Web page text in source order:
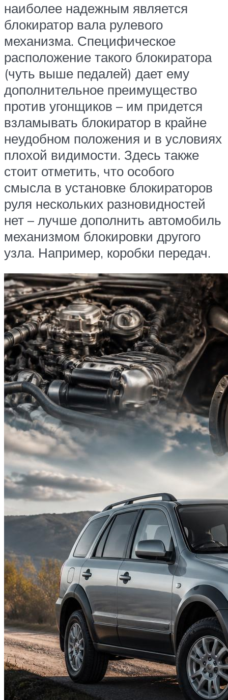
наиболее надежным является
блокиратор вала рулевого
механизма. Специфическое
расположение такого блокиратора
(чуть выше педалей) дает ему
дополнительное преимущество
против угонщиков – им придется
взламывать блокиратор в крайне
неудобном положения и в условиях
плохой видимости. Здесь также
стоит отметить, что особого
смысла в установке блокираторов
руля нескольких разновидностей
нет – лучше дополнить автомобиль
механизмом блокировки другого
узла. Например, коробки передач.